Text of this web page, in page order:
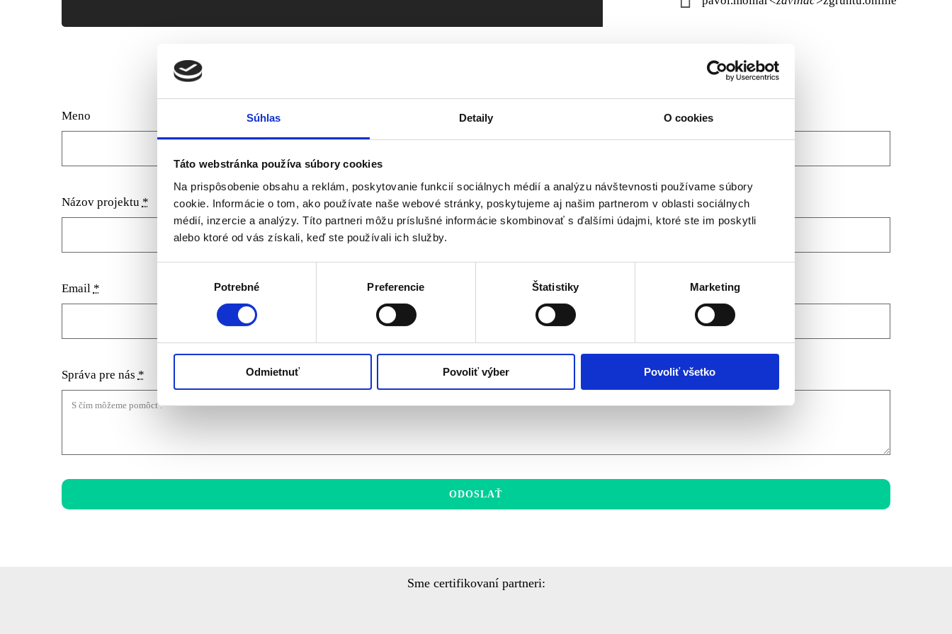
Súhlas Detaily O cookies
Táto webstránka používa súbory cookies
Na prispôsobenie obsahu a reklám, poskytovanie funkcií sociálnych médií a analýzu návštevnosti používame súbory
cookie. Informácie o tom, ako používate naše webové stránky, poskytujeme aj našim partnerom v oblasti sociálnych
médií, inzercie a analýzy. Títo partneri môžu príslušné informácie skombinovať s ďalšími údajmi, ktoré ste im poskytli
alebo ktoré od vás získali, keď ste používali ich služby.
Potrebné Preferencie Štatistiky Marketing
Odmietnuť Povoliť výber Povoliť všetko
Meno
Názov projektu *
Email *
Správa pre nás *
ODOSLAŤ
Sme certifikovaní partneri: